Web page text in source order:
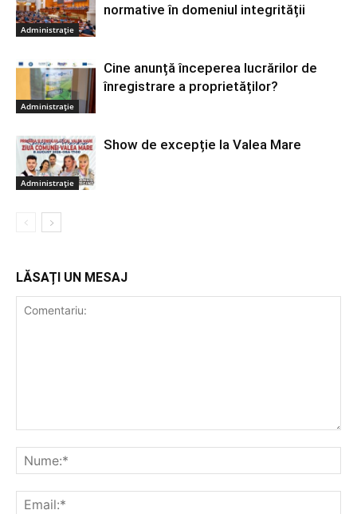
Administrație
normative în domeniul integrității
Administrație
Cine anunță începerea lucrărilor de
înregistrare a proprietăților?
Administrație
Show de excepție la Valea Mare
LĂSAȚI UN MESAJ